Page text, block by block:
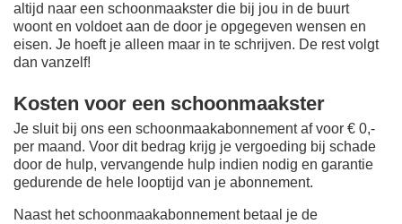
altijd naar een schoonmaakster die bij jou in de buurt
woont en voldoet aan de door je opgegeven wensen en
eisen. Je hoeft je alleen maar in te schrijven. De rest volgt
dan vanzelf!
Kosten voor een schoonmaakster
Je sluit bij ons een schoonmaakabonnement af voor € 0,-
per maand. Voor dit bedrag krijg je vergoeding bij schade
door de hulp, vervangende hulp indien nodig en garantie
gedurende de hele looptijd van je abonnement.
Naast het schoonmaakabonnement betaal je de